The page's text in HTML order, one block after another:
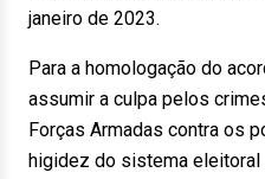
janeiro de 2023.
Para a homologação do
assumir a culpa pelos
Forças Armadas contra os
higidez do sistema eleitoral